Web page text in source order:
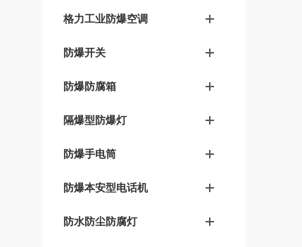
格力工业防爆空调
防爆开关
防爆防腐箱
隔爆型防爆灯
防爆手电筒
防爆本安型电话机
防水防尘防腐灯